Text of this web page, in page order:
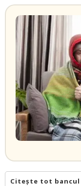
Citește tot bancul